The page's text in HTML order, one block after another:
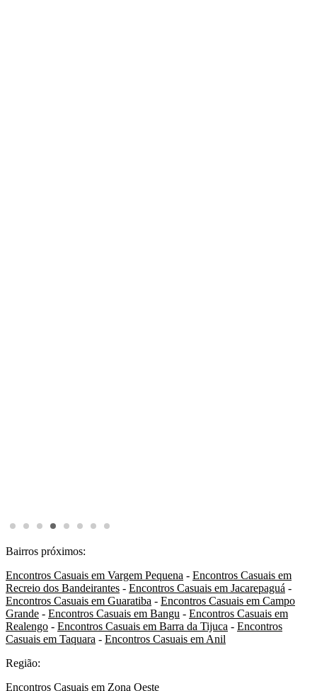
Bairros próximos:
Encontros Casuais em Vargem Pequena - Encontros Casuais em
Recreio dos Bandeirantes - Encontros Casuais em Jacarepaguá -
Encontros Casuais em Guaratiba - Encontros Casuais em Campo
Grande - Encontros Casuais em Bangu - Encontros Casuais em
Realengo - Encontros Casuais em Barra da Tijuca - Encontros
Casuais em Taquara - Encontros Casuais em Anil
Região:
Encontros Casuais em Zona Oeste